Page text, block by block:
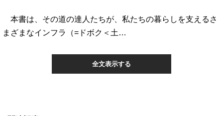
本書は、その道の達人たちが、私たちの暮らしを支えるさ
まざまなインフラ（=ドボク＜土…
全文表示する